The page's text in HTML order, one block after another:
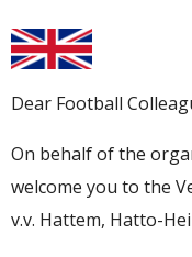
Dear Football
On behalf of the
welcome you to the
v.v. Hattem, Hatto-